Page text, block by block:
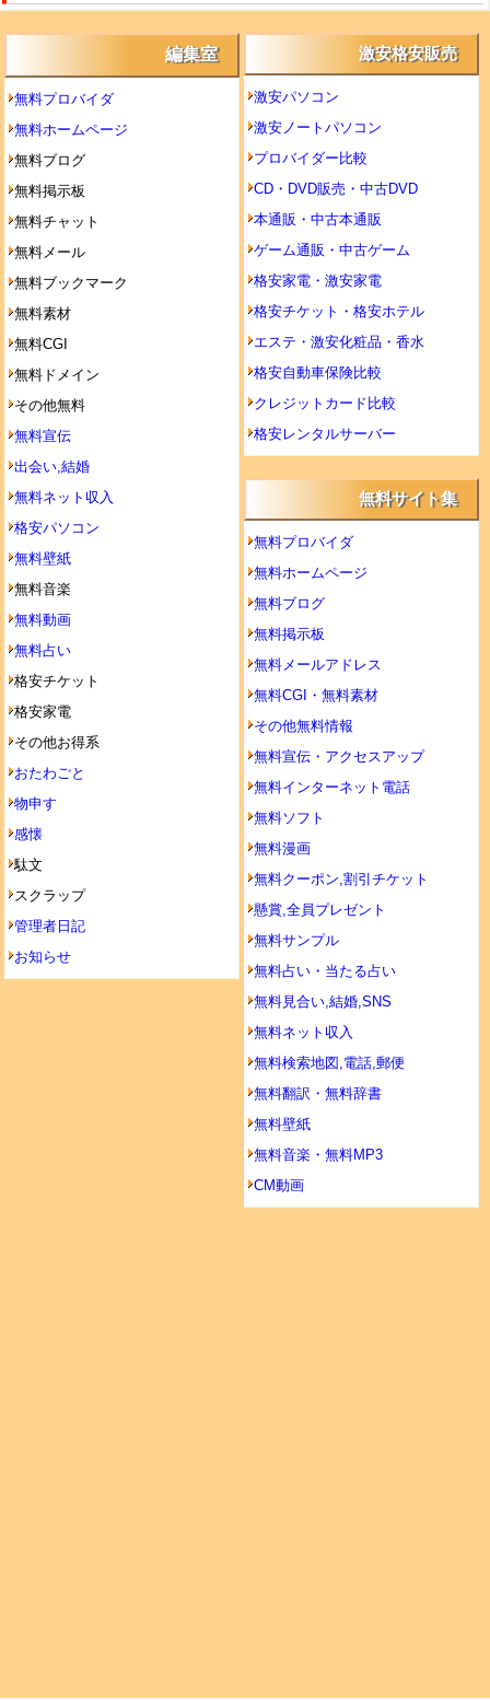
編集室
無料プロバイダ
無料ホームページ
無料ブログ
無料掲示板
無料チャット
無料メール
無料ブックマーク
無料素材
無料CGI
無料ドメイン
その他無料
無料宣伝
出会い,結婚
無料ネット収入
格安パソコン
無料壁紙
無料音楽
無料動画
無料占い
格安チケット
格安家電
その他お得系
おたわごと
物申す
感懐
駄文
スクラップ
管理者日記
お知らせ
激安格安販売
激安パソコン
激安ノートパソコン
プロバイダー比較
CD・DVD販売・中古DVD
本通販・中古本通販
ゲーム通販・中古ゲーム
格安家電・激安家電
格安チケット・格安ホテル
エステ・激安化粧品・香水
格安自動車保険比較
クレジットカード比較
格安レンタルサーバー
無料サイト集
無料プロバイダ
無料ホームページ
無料ブログ
無料掲示板
無料メールアドレス
無料CGI・無料素材
その他無料情報
無料宣伝・アクセスアップ
無料インターネット電話
無料ソフト
無料漫画
無料クーポン,割引チケット
懸賞,全員プレゼント
無料サンプル
無料占い・当たる占い
無料見合い,結婚,SNS
無料ネット収入
無料検索地図,電話,郵便
無料翻訳・無料辞書
無料壁紙
無料音楽・無料MP3
CM動画